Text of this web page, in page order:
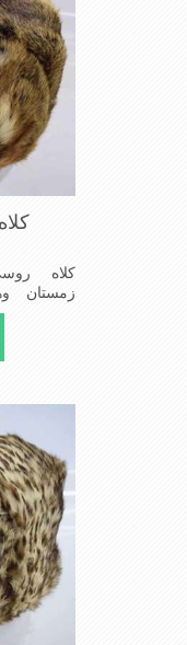
کلاه
زمستان
تهیه
دلیل به
تمامی
دارد